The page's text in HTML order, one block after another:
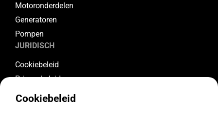
Motoronderdelen
Generatoren
Pompen
JURIDISCH
Cookiebeleid
Privacybeleid
Algemene voorwaarden
Cookiebeleid